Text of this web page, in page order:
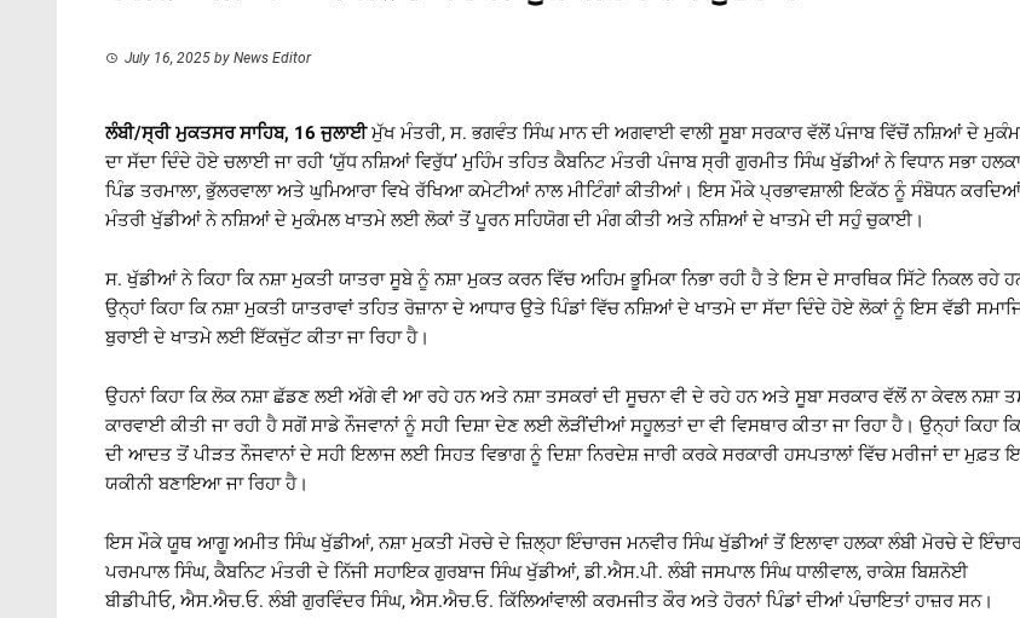
July 16, 2025 by News Editor
ਲੰਬੀ/ਸ੍ਰੀ ਮੁਕਤਸਰ ਸਾਹਿਬ, 16 ਜੁਲਾਈਮੁੱਖ ਮੰਤਰੀ, ਸ. ਭਗਵੰਤ ਸਿੰਘ ਮਾਨ ਦੀ ਅਗਵਾਈ ਵਾਲੀ ਸੂਬਾ ਸਰਕਾਰ ਵੱਲੋਂ ਪੰਜਾਬ ਵਿੱਚੋਂ ਨਸ਼ਿਆਂ ਦੇ
ਦਾ ਸੱਦਾ ਦਿੰਦੇ ਹੋਏ ਚਲਾਈ ਜਾ ਰਹੀ ‘ਯੁੱਧ ਨਸ਼ਿਆਂ ਵਿਰੁੱਧ’ ਮੁਹਿੰਮ ਤਹਿਤ ਕੈਬਨਿਟ ਮੰਤਰੀ ਪੰਜਾਬ ਸ੍ਰੀ ਗੁਰਮੀਤ ਸਿੰਘ ਖੁੱਡੀਆਂ ਨੇ ਵਿਧਾਨ ਸਭਾ
ਪਿੰਡ ਤਰਮਾਲਾ, ਭੁੱਲਰਵਾਲਾ ਅਤੇ ਘੁਮਿਆਰਾ ਵਿਖੇ ਰੱਖਿਆ ਕਮੇਟੀਆਂ ਨਾਲ ਮੀਟਿੰਗਾਂ ਕੀਤੀਆਂ। ਇਸ ਮੌਕੇ ਪ੍ਰਭਾਵਸ਼ਾਲੀ ਇਕੱਠ ਨੂੰ ਸੰਬੋਧਨ
ਮੰਤਰੀ ਖੁੱਡੀਆਂ ਨੇ ਨਸ਼ਿਆਂ ਦੇ ਮੁਕੰਮਲ ਖਾਤਮੇ ਲਈ ਲੋਕਾਂ ਤੋਂ ਪੂਰਨ ਸਹਿਯੋਗ ਦੀ ਮੰਗ ਕੀਤੀ ਅਤੇ ਨਸ਼ਿਆਂ ਦੇ ਖਾਤਮੇ ਦੀ ਸਹੁੰ ਚੁਕਾਈ।
ਸ. ਖੁੱਡੀਆਂ ਨੇ ਕਿਹਾ ਕਿ ਨਸ਼ਾ ਮੁਕਤੀ ਯਾਤਰਾ ਸੂਬੇ ਨੂੰ ਨਸ਼ਾ ਮੁਕਤ ਕਰਨ ਵਿੱਚ ਅਹਿਮ ਭੂਮਿਕਾ ਨਿਭਾ ਰਹੀ ਹੈ ਤੇ ਇਸ ਦੇ ਸਾਰਥਿਕ ਸਿੱਟੇ ਨਿਕਲ ਰਹੇ
ਉਨ੍ਹਾਂ ਕਿਹਾ ਕਿ ਨਸ਼ਾ ਮੁਕਤੀ ਯਾਤਰਾਵਾਂ ਤਹਿਤ ਰੋਜ਼ਾਨਾ ਦੇ ਆਧਾਰ ਉਤੇ ਪਿੰਡਾਂ ਵਿੱਚ ਨਸ਼ਿਆਂ ਦੇ ਖਾਤਮੇ ਦਾ ਸੱਦਾ ਦਿੰਦੇ ਹੋਏ ਲੋਕਾਂ ਨੂੰ ਇਸ ਵੱਡੀ
ਬੁਰਾਈ ਦੇ ਖਾਤਮੇ ਲਈ ਇੱਕਜੁੱਟ ਕੀਤਾ ਜਾ ਰਿਹਾ ਹੈ।
ਉਹਨਾਂ ਕਿਹਾ ਕਿ ਲੋਕ ਨਸ਼ਾ ਛੱਡਣ ਲਈ ਅੱਗੇ ਵੀ ਆ ਰਹੇ ਹਨ ਅਤੇ ਨਸ਼ਾ ਤਸਕਰਾਂ ਦੀ ਸੂਚਨਾ ਵੀ ਦੇ ਰਹੇ ਹਨ ਅਤੇ ਸੂਬਾ ਸਰਕਾਰ ਵੱਲੋਂ ਨਾ ਕੇਵਲ ਨਸ਼ਾ
ਕਾਰਵਾਈ ਕੀਤੀ ਜਾ ਰਹੀ ਹੈ ਸਗੋਂ ਸਾਡੇ ਨੌਜਵਾਨਾਂ ਨੂੰ ਸਹੀ ਦਿਸ਼ਾ ਦੇਣ ਲਈ ਲੋੜੀਂਦੀਆਂ ਸਹੂਲਤਾਂ ਦਾ ਵੀ ਵਿਸਥਾਰ ਕੀਤਾ ਜਾ ਰਿਹਾ ਹੈ। ਉਨ੍ਹਾਂ ਕਿਹਾ
ਦੀ ਆਦਤ ਤੋਂ ਪੀੜਤ ਨੌਜਵਾਨਾਂ ਦੇ ਸਹੀ ਇਲਾਜ ਲਈ ਸਿਹਤ ਵਿਭਾਗ ਨੂੰ ਦਿਸ਼ਾ ਨਿਰਦੇਸ਼ ਜਾਰੀ ਕਰਕੇ ਸਰਕਾਰੀ ਹਸਪਤਾਲਾਂ ਵਿੱਚ ਮਰੀਜਾਂ ਦਾ ਮੁਫ਼ਤ
ਯਕੀਨੀ ਬਣਾਇਆ ਜਾ ਰਿਹਾ ਹੈ।
ਇਸ ਮੌਕੇ ਯੂਥ ਆਗੂ ਅਮੀਤ ਸਿੰਘ ਖੁੱਡੀਆਂ, ਨਸ਼ਾ ਮੁਕਤੀ ਮੋਰਚੇ ਦੇ ਜ਼ਿਲ੍ਹਾ ਇੰਚਾਰਜ ਮਨਵੀਰ ਸਿੰਘ ਖੁੱਡੀਆਂ ਤੋਂ ਇਲਾਵਾ ਹਲਕਾ ਲੰਬੀ ਮੋਰਚੇ ਦੇ
ਪਰਮਪਾਲ ਸਿੰਘ, ਕੈਬਨਿਟ ਮੰਤਰੀ ਦੇ ਨਿੱਜੀ ਸਹਾਇਕ ਗੁਰਬਾਜ ਸਿੰਘ ਖੁੱਡੀਆਂ, ਡੀ.ਐਸ.ਪੀ. ਲੰਬੀ ਜਸਪਾਲ ਸਿੰਘ ਧਾਲੀਵਾਲ, ਰਾਕੇਸ਼ ਬਿਸ਼ਨੋਈ
ਬੀਡੀਪੀਓ, ਐਸ.ਐਚ.ਓ. ਲੰਬੀ ਗੁਰਵਿੰਦਰ ਸਿੰਘ, ਐਸ.ਐਚ.ਓ. ਕਿੱਲਿਆਂਵਾਲੀ ਕਰਮਜੀਤ ਕੌਰ ਅਤੇ ਹੋਰਨਾਂ ਪਿੰਡਾਂ ਦੀਆਂ ਪੰਚਾਇਤਾਂ ਹਾਜ਼ਰ ਸਨ।